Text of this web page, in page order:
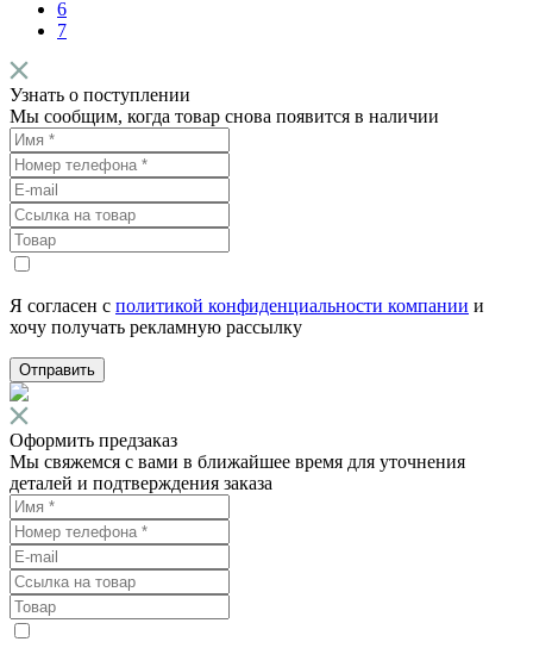
6
7
Узнать о поступлении
Мы сообщим, когда товар снова появится в наличии
Я согласен с политикой конфиденциальности компании и
хочу получать рекламную рассылку
Отправить
Оформить предзаказ
Мы свяжемся с вами в ближайшее время для уточнения
деталей и подтверждения заказа